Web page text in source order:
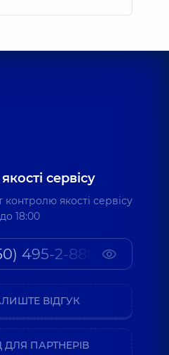
сервісу
якості сервісу
18:00
495-2-888
ВІДГУК
ДЛЯ ПАРТНЕРІВ